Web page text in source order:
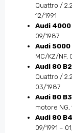
Quattro /
12/1991
Audi 4000
09/1987
Audi 5000
MC/KZ/NF,
Audi 80
Quattro /
03/1987
Audi 80
motore NG,
Audi 80
09/1991 –